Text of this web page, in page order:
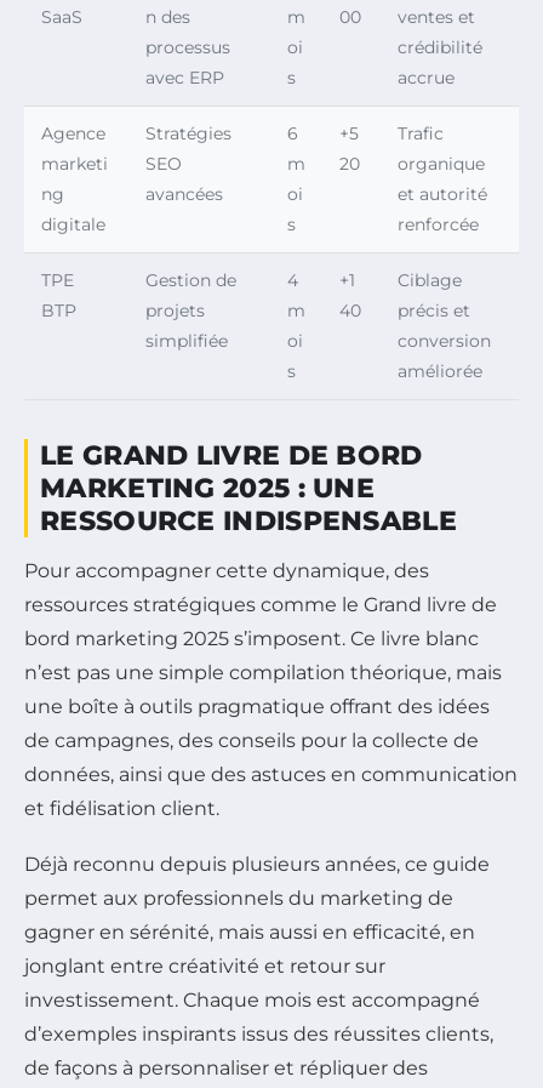
SaaS
n des
processus
avec ERP
m
oi
s
00
ventes et
crédibilité
accrue
Agence
marketi
ng
digitale
Stratégies
SEO
avancées
6
m
oi
s
+5
20
Trafic
organique
et autorité
renforcée
TPE
BTP
Gestion de
projets
simplifiée
4
m
oi
s
+1
40
Ciblage
précis et
conversion
améliorée
LE GRAND LIVRE DE BORD
MARKETING 2025 : UNE
RESSOURCE INDISPENSABLE
Pour accompagner cette dynamique, des
ressources stratégiques comme le Grand livre de
bord marketing 2025 s’imposent. Ce livre blanc
n’est pas une simple compilation théorique, mais
une boîte à outils pragmatique offrant des idées
de campagnes, des conseils pour la collecte de
données, ainsi que des astuces en communication
et fidélisation client.
Déjà reconnu depuis plusieurs années, ce guide
permet aux professionnels du marketing de
gagner en sérénité, mais aussi en efficacité, en
jonglant entre créativité et retour sur
investissement. Chaque mois est accompagné
d’exemples inspirants issus des réussites clients,
de façons à personnaliser et répliquer des